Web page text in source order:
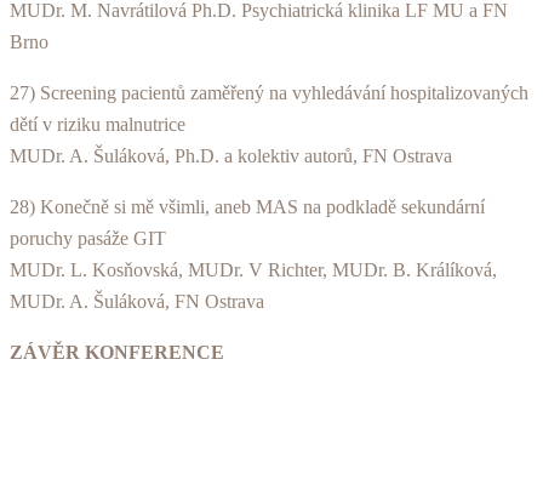
MUDr. M. Navrátilová Ph.D. Psychiatrická klinika LF MU a FN
Brno
27) Screening pacientů zaměřený na vyhledávání hospitalizovaných
dětí v riziku malnutrice
MUDr. A. Šuláková, Ph.D. a kolektiv autorů, FN Ostrava
28) Konečně si mě všimli, aneb MAS na podkladě sekundární
poruchy pasáže GIT
MUDr. L. Kosňovská, MUDr. V Richter, MUDr. B. Králíková,
MUDr. A. Šuláková, FN Ostrava
ZÁVĚR KONFERENCE